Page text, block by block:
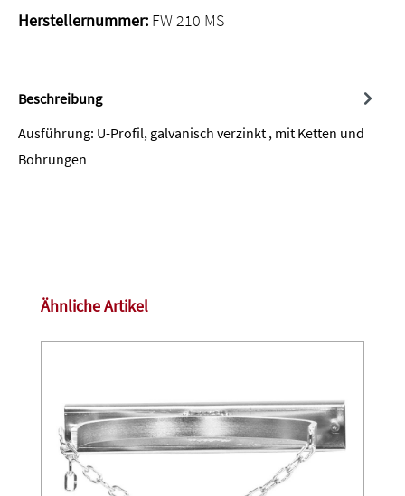
Herstellernummer: FW 210 MS
Beschreibung
Ausführung: U-Profil, galvanisch verzinkt , mit Ketten und
Bohrungen
Produktgalerie überspringen
Ähnliche Artikel